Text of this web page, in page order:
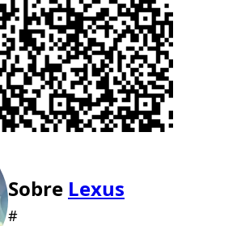
Sobre Lexus
#